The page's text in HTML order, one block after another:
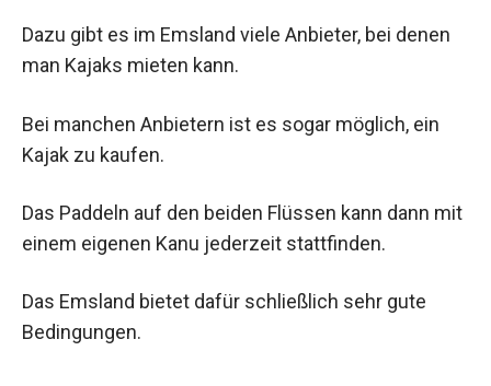
Dazu gibt es im Emsland viele Anbieter, bei denen
man Kajaks mieten kann.
Bei manchen Anbietern ist es sogar möglich, ein
Kajak zu kaufen.
Das Paddeln auf den beiden Flüssen kann dann mit
einem eigenen Kanu jederzeit stattfinden.
Das Emsland bietet dafür schließlich sehr gute
Bedingungen.